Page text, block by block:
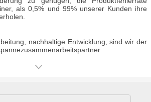
als 0,5% und 99% unserer Kunden ihre
nachhaltige Entwicklung, sind wir der